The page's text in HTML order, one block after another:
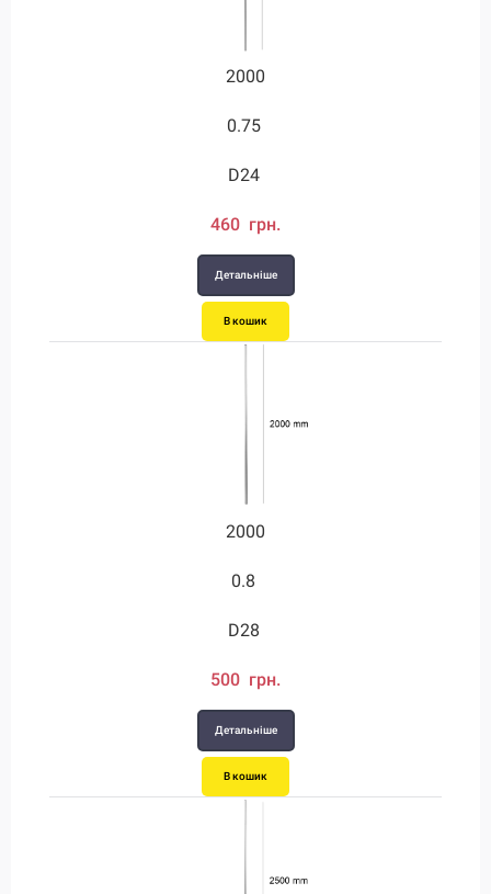
2000
0.75
D24
460 грн.
Детальніше
В кошик
2000
0.8
D28
500 грн.
Детальніше
В кошик